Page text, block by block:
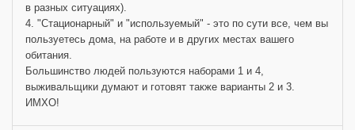
в разных ситуациях).
4. "Стационарный" и "используемый" - это по сути все, чем вы
пользуетесь дома, на работе и в других местах вашего
обитания.
Большинство людей пользуются наборами 1 и 4,
выживальщики думают и готовят также варианты 2 и 3.
ИМХО!